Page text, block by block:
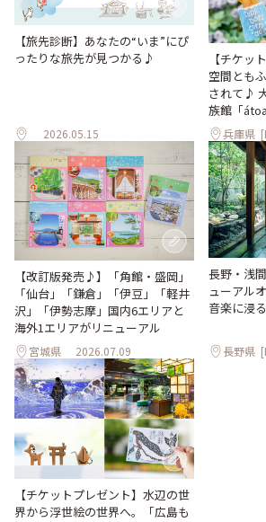
【旅先診断】あなたの“いま”にぴ
ったりな旅先が見つかる♪
2026.05.15
【チケッ
空間とも
されて♪
族館「
兵庫県
【改訂版発売♪】「角館・盛岡」
「仙台」「鎌倉」「伊豆」「軽井
沢」「伊勢志摩」国内6エリアと
海外1エリアがリニューアル
宮城県 2026.07.09
長野・浅
ューアル
音楽に浸
長野県
【チケットプレゼント】水辺の世
界から浮世絵の世界へ。「広島も